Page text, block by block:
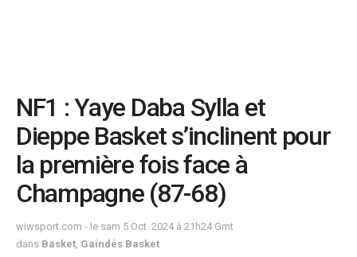
NF1 : Yaye Daba Sylla et
Dieppe Basket s’inclinent pour
la première fois face à
Champagne (87-68)
wiwsport.com - le sam 5 Oct. 2024 à 21h24 Gmt
dans Basket, Gaindés Basket